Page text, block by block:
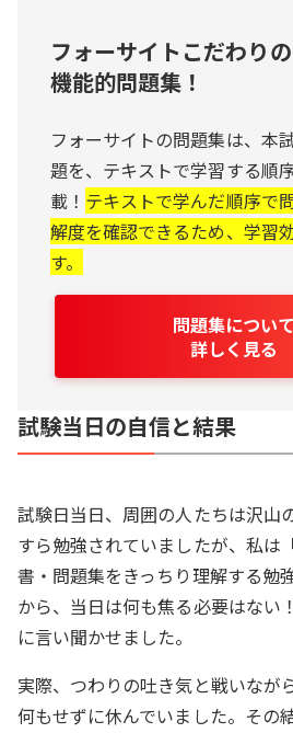
フォーサイトこだわりの
機能的問題集！
フォーサイトの問題集は、本
題を、テキストで学習する順
載！ テキストで学んだ順序で
解度を確認できるため、学習
す。
問題集について
詳しく見る
試験当日の自信と結果
試験日当日、周囲の人たちは沢山
すら勉強されていましたが、私は
書・問題集をきっちり理解する勉
から、当日は何も焦る必要はない
に言い聞かせました。
実際、つわりの吐き気と戦いなが
何もせずに休んでいました。その結